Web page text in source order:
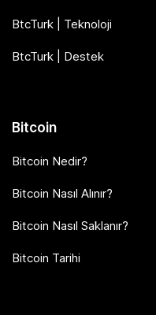
BtcTurk | Teknoloji
BtcTurk | Destek
Bitcoin
Bitcoin Nedir?
Bitcoin Nasıl Alınır?
Bitcoin Nasıl Saklanır?
Bitcoin Tarihi